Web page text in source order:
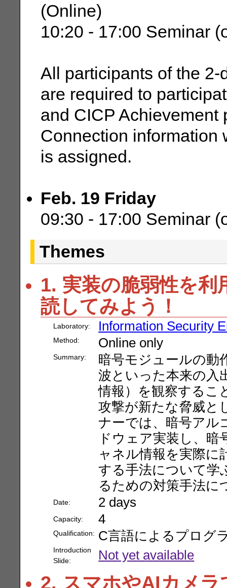
(Online)
10:20 - 17:00 Seminar
All participants of the
are required to
and CICP Achievement
Connection information
is assigned.
Feb. 19 Friday
09:30 - 17:00 Seminar
Themes
1. 実装の脆弱性を利
読してみよう！
Laboratory: Information Security
Method: Online only
Summary:
暗号モジュールの動
波といった本来の入
情報）を観察するこ
攻撃が新たな脅威と
ナーでは、暗号アル
ドウェア実装し、
ャネル情報を実際に
する手法について学
るための対策手法に
Date: 2 days
Capacity: 4
Qualification: C言語によるプログ
Introduction
Slide:
Not yet available
2. スマホやAIカメ